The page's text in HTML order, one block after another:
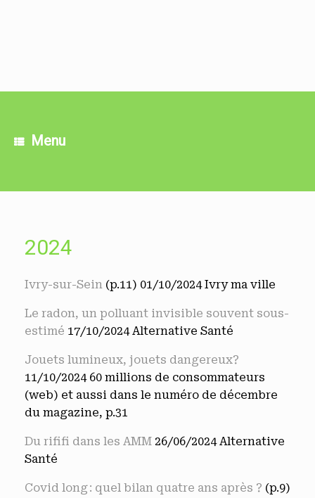
Menu
2024
Ivry-sur-Sein (p.11) 01/10/2024 Ivry ma ville
Le radon, un polluant invisible souvent sous-
estimé 17/10/2024 Alternative Santé
Jouets lumineux, jouets dangereux?
11/10/2024 60 millions de consommateurs
(web) et aussi dans le numéro de décembre
du magazine, p.31
Du rififi dans les AMM 26/06/2024 Alternative
Santé
Covid long : quel bilan quatre ans après ? (p.9)